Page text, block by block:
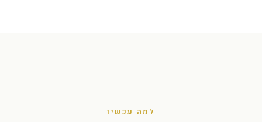
למה עכשיו